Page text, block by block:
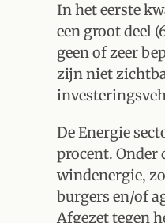
In het eerste
een groot deel
geen of zeer
zijn niet
De Energie
procent. Onder
windenergie,
burgers en/of
Afgezet tegen